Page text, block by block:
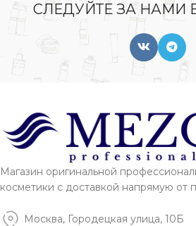
СЛЕДУЙТЕ ЗА НАМИ
Магазин оригинальной
косметики с доставкой напрямую от
Москва, Городецкая улица, 10Б